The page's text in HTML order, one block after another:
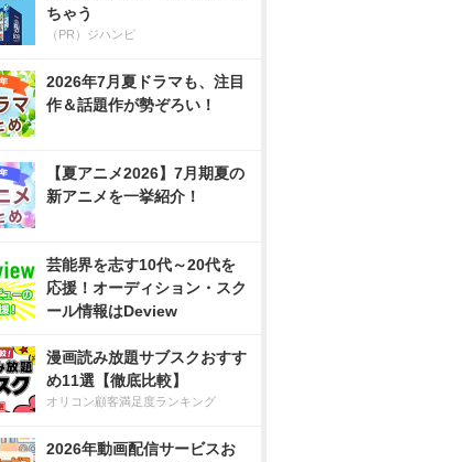
ちゃう
（PR）ジハンピ
2026年7月夏ドラマも、注目
作＆話題作が勢ぞろい！
【夏アニメ2026】7月期夏の
新アニメを一挙紹介！
芸能界を志す10代～20代を
応援！オーディション・スク
ール情報はDeview
漫画読み放題サブスクおすす
め11選【徹底比較】
オリコン顧客満足度ランキング
2026年動画配信サービスお